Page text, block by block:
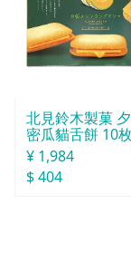
北見鈴木製菓
密瓜貓舌餅 10
¥ 1,984
$ 404